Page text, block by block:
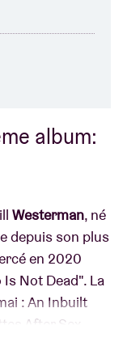
album:
Westerman, né
depuis son plus
en 2020
Not Dead". La
: An Inbuilt
After Sex,